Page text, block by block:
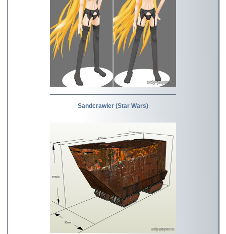
Sandcrawler (Star Wars)